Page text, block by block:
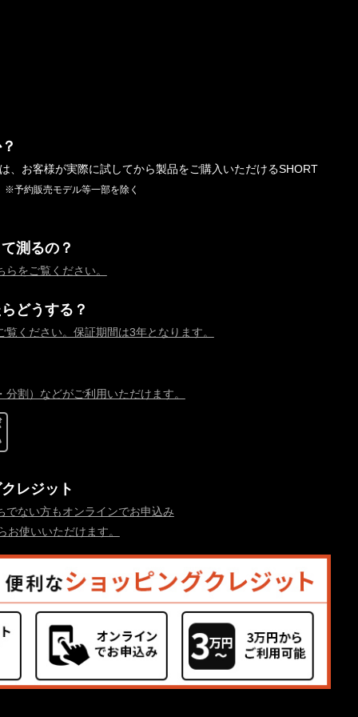
、お客様が実際に試してから製品をご購入いただけるSHORT
※予約販売モデル等一部を除く
測るの？
をご覧ください。
どうする？
ください。保証期間は3年となります。
割）などがご利用いただけます。
レジット
でない方もオンラインでお申込み
使いいただけます。